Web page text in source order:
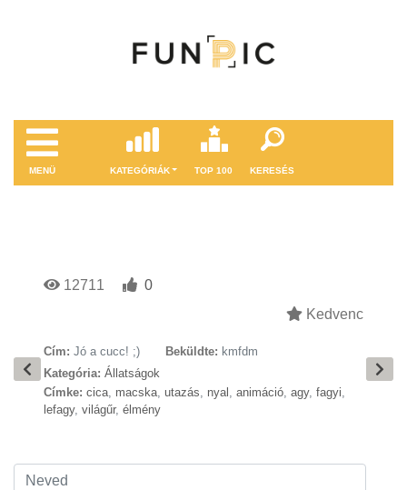
MENÜ KATEGÓRIÁK TOP 100 KERESÉS
12711
0
Kedvenc
Cím: Jó a cucc! ;) Beküldte: kmfdm
Kategória: Állatságok
Címke: cica, macska, utazás, nyal , animáció, agy, fagyi,
lefagy, világűr, élmény